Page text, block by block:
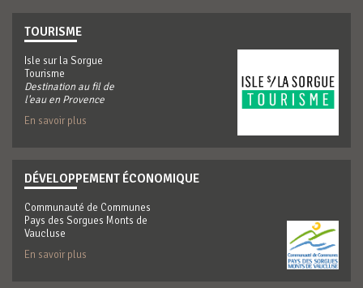
TOURISME
Isle sur la Sorgue
Tourisme
Destination au fil de
l'eau en Provence
En savoir plus
DÉVELOPPEMENT ÉCONOMIQUE
Communauté de Communes
Pays des Sorgues Monts de
Vaucluse
En savoir plus